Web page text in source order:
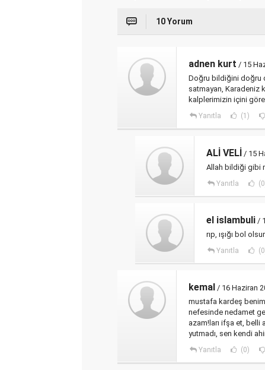
10 Yorum
adnen kurt / 15
Doğru bildiğini doğru
satmayan, Karadeniz
kalplerimizin içini
Yanıtla (1)
ALİ VELİ / 15
Allah bildiği gibi
Yanıtla
el islambuli /
rıp, ışığı bol
Yanıtla
kemal / 16 Haziran
mustafa kardeş
nefesinde nedamet
azam!ları ifşa et, belli
yutmadı, sen kendi
Yanıtla (0)